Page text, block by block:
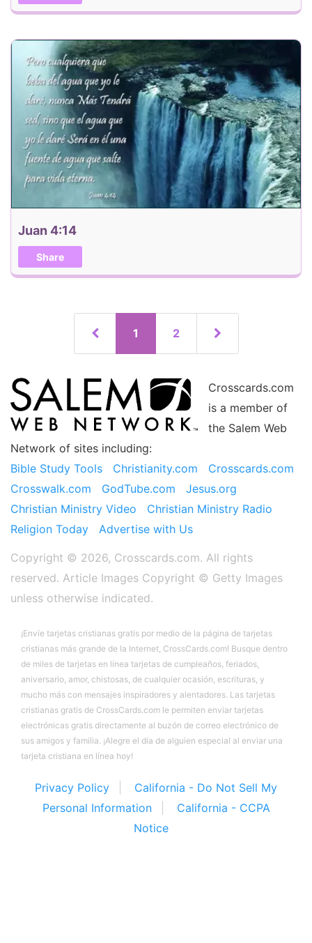
Juan 4:14
Share
1 2
Crosscards.com
is a member of
the Salem Web
Network of sites including:
Bible Study Tools
Christianity.com
Crosscards.com
Crosswalk.com
GodTube.com
Jesus.org
Christian Ministry Video
Christian Ministry Radio
Religion Today
Advertise with Us
Copyright © 2026, Crosscards.com. All rights
reserved. Article Images Copyright ©️ Getty Images
unless otherwise indicated.
¡Envíe tarjetas cristianas gratis por medio de la página de tarjetas
cristianas más grande de la Internet, CrossCards.com! Busque dentro
de miles de tarjetas en línea tarjetas de cumpleaños, feriados,
aniversario, amor, chistosas, de cualquier ocasión, escrituras, y
mucho más con mensajes inspiradores y alentadores. Las tarjetas
cristianas gratis de CrossCards.com le permiten enviar tarjetas
electrónicas gratis directamente al buzón de correo electrónico de
sus amigos y familia. ¡Alegre el día de alguien especial al enviar una
tarjeta cristiana en línea hoy!
Privacy Policy
California - Do Not Sell My
Personal Information
California - CCPA
Notice